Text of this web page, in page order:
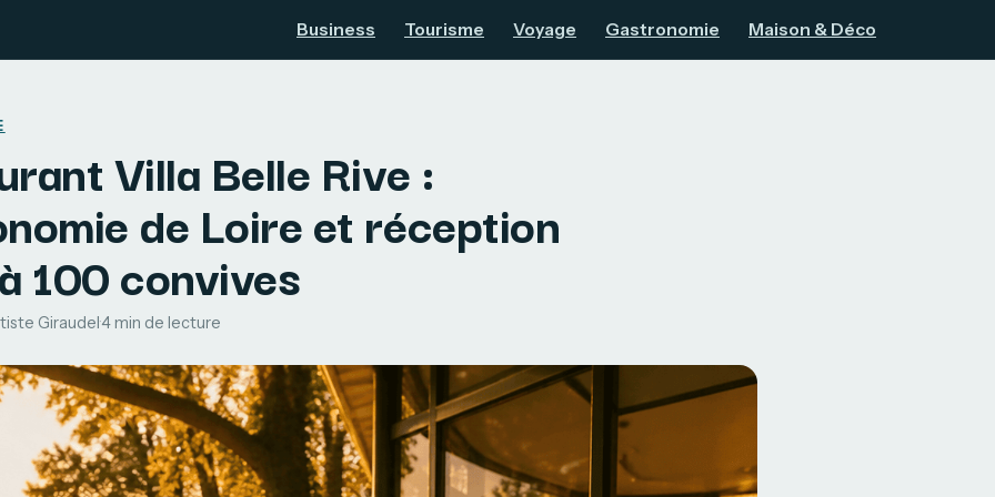
Business Tourisme Voyage Gastronomie Maison & Déco
Villa Belle Rive :
de Loire et réception
100 convives
Giraudel ·4 min de lecture